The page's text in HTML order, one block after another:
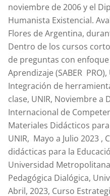
noviembre de 2006 y el
Humanista Existencial.
Flores de Argentina,
Dentro de los cursos
de preguntas con
Aprendizaje (SABER
Integración de
clase, UNIR, Noviembre a
Internacional de
Materiales Didácticos
UNIR, Mayo a Julio 2023 ,
didácticas para la
Universidad
Pedagógica Dialógica,
Abril, 2023, Curso